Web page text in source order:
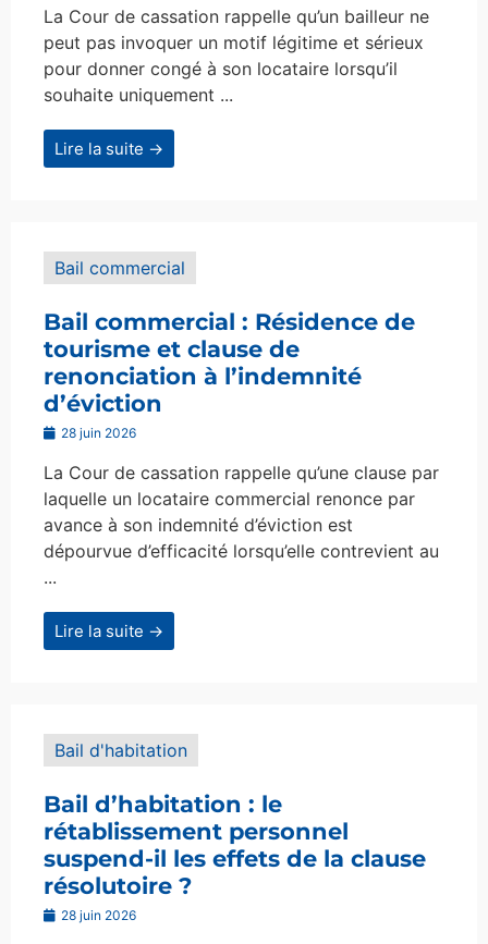
La Cour de cassation rappelle qu’un bailleur ne
peut pas invoquer un motif légitime et sérieux
pour donner congé à son locataire lorsqu’il
souhaite uniquement ...
Lire la suite →
Bail commercial
Bail commercial : Résidence de
tourisme et clause de
renonciation à l’indemnité
d’éviction
28 juin 2026
La Cour de cassation rappelle qu’une clause par
laquelle un locataire commercial renonce par
avance à son indemnité d’éviction est
dépourvue d’efficacité lorsqu’elle contrevient au
...
Lire la suite →
Bail d'habitation
Bail d’habitation : le
rétablissement personnel
suspend-il les effets de la clause
résolutoire ?
28 juin 2026